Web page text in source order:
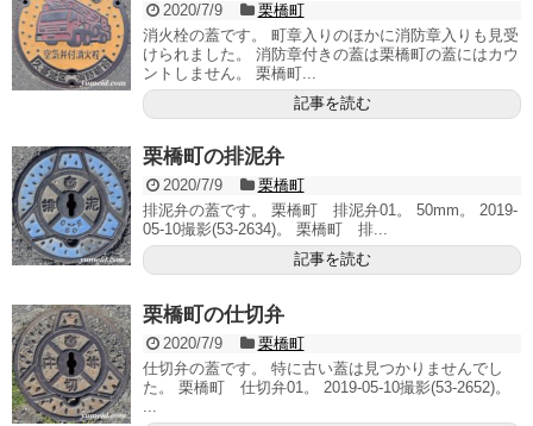
2020/7/9
栗橋町
消火栓の蓋です。 町章入りのほかに消防章入りも見受
けられました。 消防章付きの蓋は栗橋町の蓋にはカウ
ントしません。 栗橋町...
記事を読む
栗橋町の排泥弁
2020/7/9
栗橋町
排泥弁の蓋です。 栗橋町 排泥弁01。 50mm。 2019-
05-10撮影(53-2634)。 栗橋町 排...
記事を読む
栗橋町の仕切弁
2020/7/9
栗橋町
仕切弁の蓋です。 特に古い蓋は見つかりませんでし
た。 栗橋町 仕切弁01。 2019-05-10撮影(53-2652)。
...